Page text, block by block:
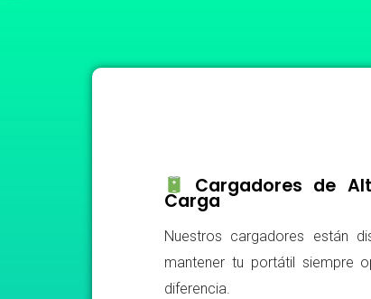
Cargadores de
Carga
Nuestros cargadores están
mantener tu portátil siempre
diferencia.